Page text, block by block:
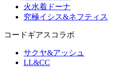
火水着ドーナ
究極イシス&ネフティス
コードギアスコラボ
サクヤ&アッシュ
LL&CC